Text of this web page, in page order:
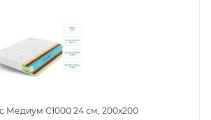
Медиум С1000 24 см, 200х200